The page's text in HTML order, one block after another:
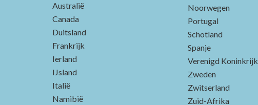
Australië
Canada
Duitsland
Frankrijk
Ierland
IJsland
Italië
Namibië
Noorwegen
Portugal
Schotland
Spanje
Verenigd Koninkrijk
Zweden
Zwitserland
Zuid-Afrika